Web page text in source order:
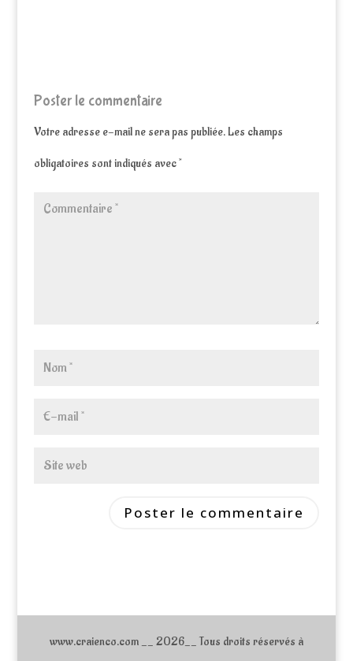
Poster le commentaire
Votre adresse e-mail ne sera pas publiée.Les champs
obligatoires sont indiqués avec*
www.craienco.com __ 2026__ Tous droits réservés à